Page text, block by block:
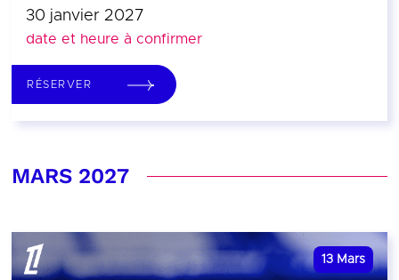
30 janvier 2027
date et heure à confirmer
RÉSERVER
MARS 2027
13 Mars